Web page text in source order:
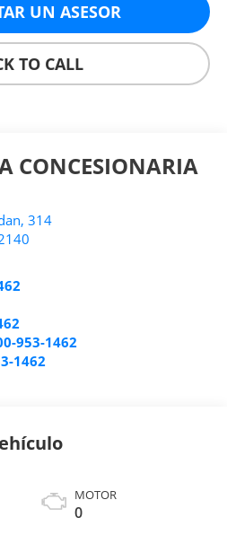
UN ASESOR
TO CALL
CONCESIONARIA
314
953-1462
1462
MOTOR
0